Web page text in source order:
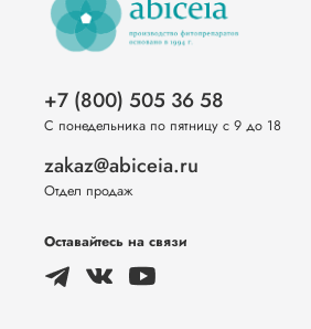
+7 (800) 505 36 58
С понедельника по пятницу с 9 до 18
zakaz@abiceia.ru
Отдел продаж
Оставайтесь на связи